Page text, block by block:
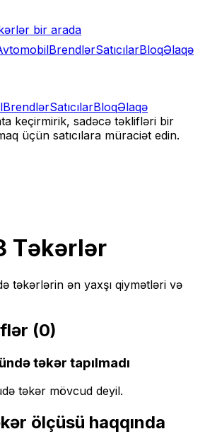
bir arada
BrendlərSatıcılarBloqƏlaqə
BrendlərSatıcılarBloqƏlaqə
keçirmirik, sadəcə təklifləri bir
üçün satıcılara müraciət edin.
Təkərlər
təkərlərin ən yaxşı qiymətləri və
(0)
təkər tapılmadı
təkər mövcud deyil.
ölçüsü haqqında